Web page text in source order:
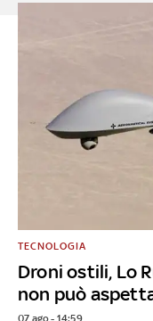
Droni ostili, Lo
non può
TECNOLOGIA
07 ago - 14:59